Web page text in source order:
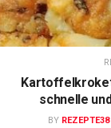
schnelle
BY REZEPTE38